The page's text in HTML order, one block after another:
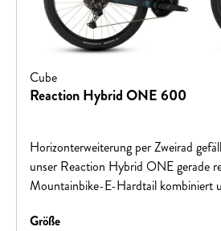
Cube
Reaction Hybrid ONE 600
Horizonterweiterung per Zweirad
unser Reaction Hybrid ONE gerade
Mountainbike-E-Hardtail kombiniert
Smart System und 600 Wh
Größeauswählen